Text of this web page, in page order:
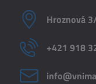
Hroznová
+421 918